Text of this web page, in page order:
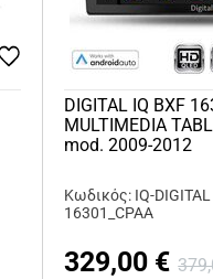
DIGITAL IQ BXF
MULTIMEDIA
mod. 2009-2012
Κωδικός: IQ-DIGITAL
16301_CPAA
329,00 €